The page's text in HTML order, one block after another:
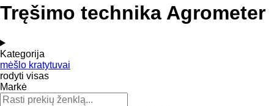
Tręšimo technika Agrometer
Kategorija
mėšlo kratytuvai
rodyti visas
Markė